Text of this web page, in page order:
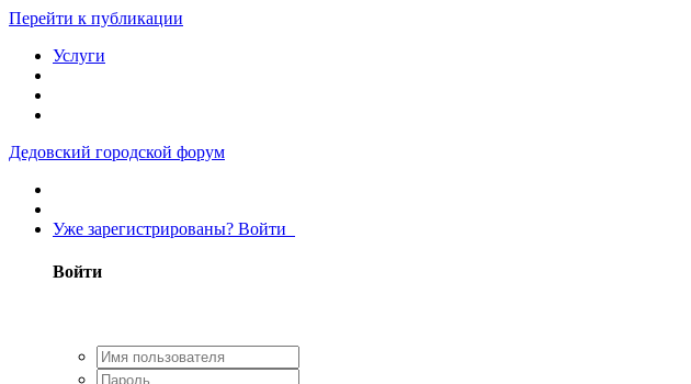
Перейти к публикации
Услуги
Дедовский городской форум
Уже зарегистрированы? Войти
Войти